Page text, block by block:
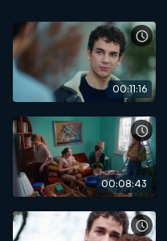
00:11:16
00:08:43